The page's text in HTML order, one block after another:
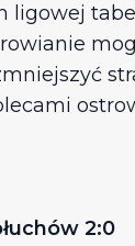
ligowej
2:0